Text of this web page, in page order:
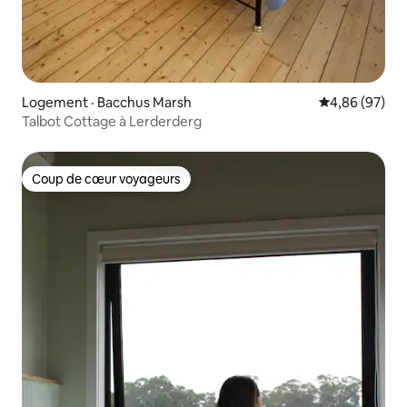
Logement · Bacchus Marsh Note
4,86 (97)
Talbot Cottage à Lerderderg
Coup de cœur voyageurs
Coup de cœur voyageurs